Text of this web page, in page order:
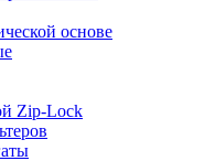
основе
Zip-Lock